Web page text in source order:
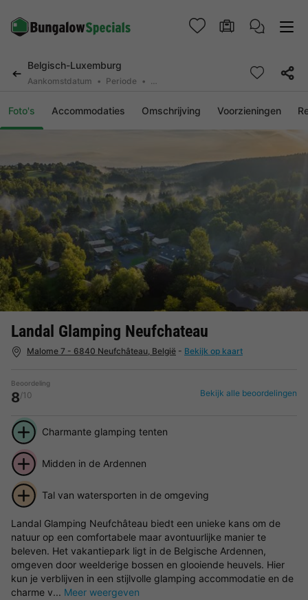
Belgisch-Luxemburg
Aankomstdatum Periode 2 deelnemers, 0 huisdier
Foto's Accommodaties Omschrijving Voorzieningen
Landal Glamping Neufchateau
Malome 7 - 6840 Neufchâteau, België - Bekijk op kaart
Beoordeling
8/10 Bekijk alle beoordelingen
Charmante glamping tenten
Midden in de Ardennen
Tal van watersporten in de omgeving
Landal Glamping Neufchâteau biedt een unieke kans om de
natuur op een comfortabele maar avontuurlijke manier te
beleven. Het vakantiepark ligt in de Belgische Ardennen,
omgeven door weelderige bossen en glooiende heuvels. Hier
kun je verblijven in een stijlvolle glamping accommodatie en de
charme v... Meer weergeven